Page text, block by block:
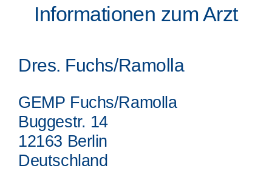
Informationen zum Arzt
Dres. Fuchs/Ramolla
GEMP Fuchs/Ramolla
Buggestr. 14
12163 Berlin
Deutschland